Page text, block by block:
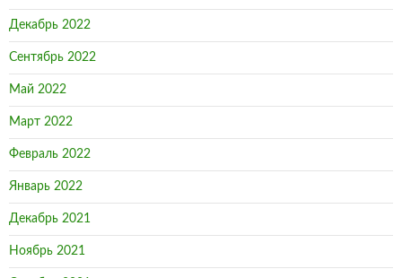
Декабрь 2022
Сентябрь 2022
Май 2022
Март 2022
Февраль 2022
Январь 2022
Декабрь 2021
Ноябрь 2021